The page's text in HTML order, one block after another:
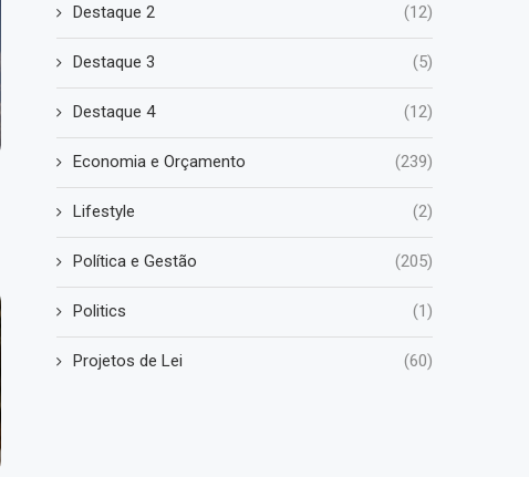
Destaque 2 (12)
Destaque 3 (5)
Destaque 4 (12)
Economia e Orçamento (239)
Lifestyle (2)
Política e Gestão (205)
Politics (1)
Projetos de Lei (60)